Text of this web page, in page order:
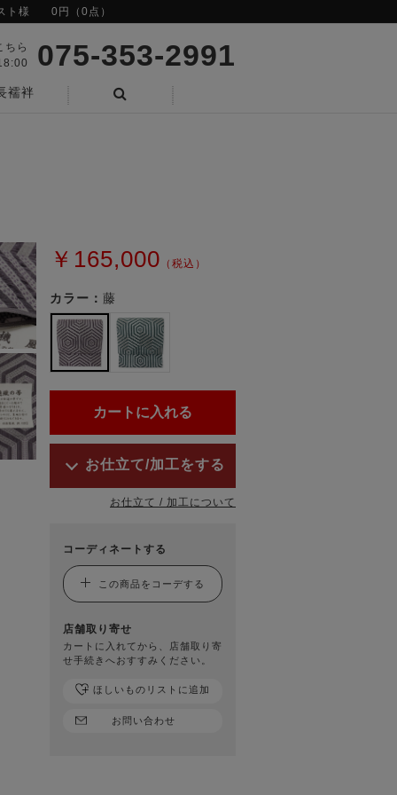
ト様 0円（0点）
ちら
075-353-2991
襦袢
￥165,000 （税込）
カラー： 藤
お仕立て/加工をする
お仕立て / 加工について
コーディネートする
この商品をコーデする
店舗取り寄せ
カートに入れてから、店舗取り寄
せ手続きへおすすみください。
お問い合わせ
ほしいものリストに追加